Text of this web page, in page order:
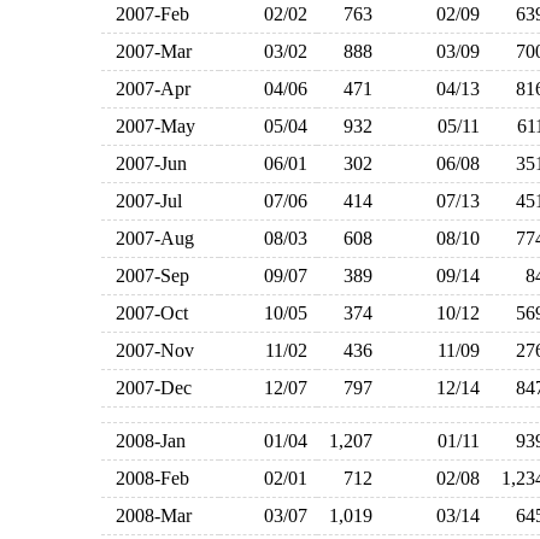
2007-Feb
02/02 763 02/09
2007-Mar
03/02 888 03/09
2007-Apr
04/06 471 04/13
2007-May
05/04 932 05/11
2007-Jun
06/01 302 06/08
2007-Jul
07/06 414 07/13
2007-Aug
08/03 608 08/10
2007-Sep
09/07 389 09/14
2007-Oct
10/05 374 10/12
2007-Nov
11/02 436 11/09
2007-Dec
12/07 797 12/14
2008-Jan 01/04 1,207 01/11
2008-Feb
02/01 712 02/08
2008-Mar
03/07 1,019 03/14